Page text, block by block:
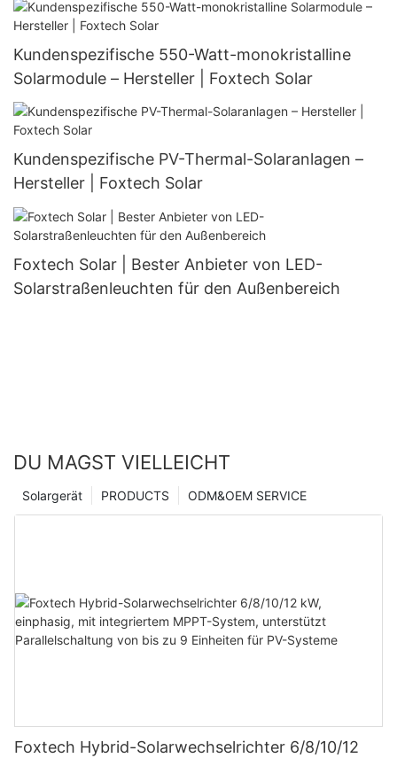
Kundenspezifische 550-Watt-monokristalline
Solarmodule – Hersteller | Foxtech Solar
Kundenspezifische PV-Thermal-Solaranlagen –
Hersteller | Foxtech Solar
Foxtech Solar | Bester Anbieter von LED-
Solarstraßenleuchten für den Außenbereich
DU MAGST VIELLEICHT
ODM&OEM SERVICE
PRODUCTS
Solargerät
Foxtech Hybrid-Solarwechselrichter 6/8/10/12